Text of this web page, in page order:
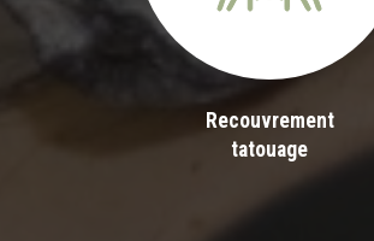
Recouvrement
tatouage